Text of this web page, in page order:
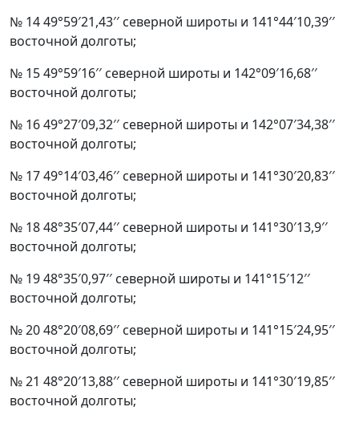
№ 14 49°59′21,43′′ северной широты и 141°44′10,39′′
восточной долготы;
№ 15 49°59′16′′ северной широты и 142°09′16,68′′
восточной долготы;
№ 16 49°27′09,32′′ северной широты и 142°07′34,38′′
восточной долготы;
№ 17 49°14′03,46′′ северной широты и 141°30′20,83′′
восточной долготы;
№ 18 48°35′07,44′′ северной широты и 141°30′13,9′′
восточной долготы;
№ 19 48°35′0,97′′ северной широты и 141°15′12′′
восточной долготы;
№ 20 48°20′08,69′′ северной широты и 141°15′24,95′′
восточной долготы;
№ 21 48°20′13,88′′ северной широты и 141°30′19,85′′
восточной долготы;